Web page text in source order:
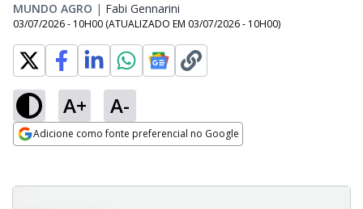
MUNDO AGRO | Fabi Gennarini
03/07/2026 - 10H00 (ATUALIZADO EM 03/07/2026 - 10H00)
A+ A-
Adicione como fonte preferencial no Google